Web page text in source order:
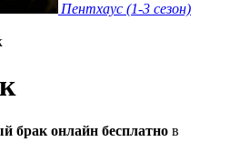
Пентхаус (1-3 сезон)
брак онлайн бесплатно в